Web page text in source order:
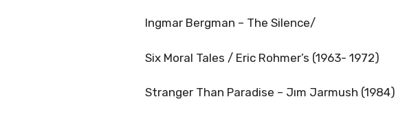
Ingmar Bergman – The Silence/
Six Moral Tales / Eric Rohmer’s (1963- 1972)
Stranger Than Paradise – Jım Jarmush (1984)